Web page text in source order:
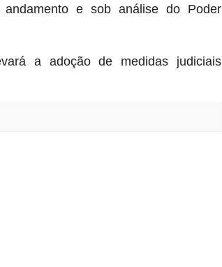
andamento e sob análise do Poder
a adoção de medidas judiciais